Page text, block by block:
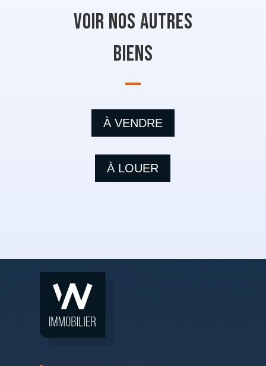
Voir nos autres
biens
À VENDRE
À LOUER